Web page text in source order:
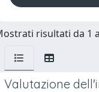
risultati da 1
Valutazione